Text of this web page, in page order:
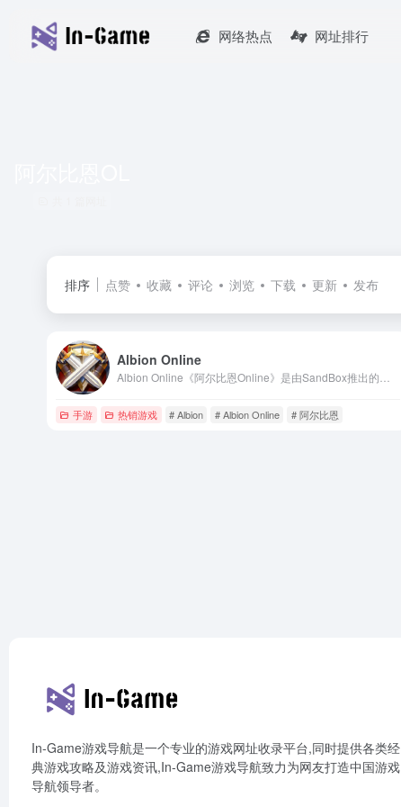
网络热点 网址排行
排序 点赞 收藏 评论 浏览 下载 更新 发布
Albion Online
手游 热销游戏 # Albion # Albion Online # 阿尔比恩
In-Game游戏导航是一个专业的游戏网址收录平台,同时提供各类经
典游戏攻略及游戏资讯,In-Game游戏导航致力为网友打造中国游戏
导航领导者。